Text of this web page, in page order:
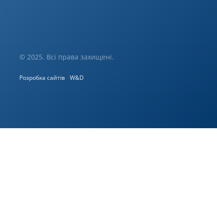
© 2025. Всі права захищені.
Розробка сайтів W&D